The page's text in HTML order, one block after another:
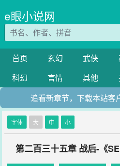
e眼小说网
首页 玄幻 武侠
科幻
言情 其他
追看新章节，下载本站客
字体 大 中 小
第二百三十五章 战后-《